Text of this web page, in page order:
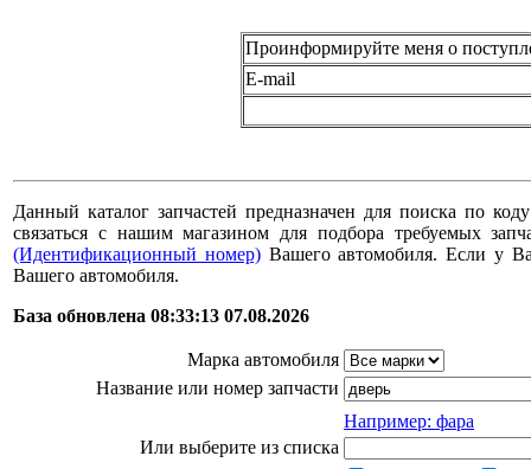
Проинформируйте меня о
E-mail
Данный каталог запчастей предназначен для поиска по
связаться с нашим магазином для подбора требуемых
(Идентификационный номер)Вашего автомобиля. Если у
Вашего автомобиля.
База обновлена 08:33:13 07.08.2026
Марка автомобиля
Название или номер запчасти
Например: фара
Или выберите из списка